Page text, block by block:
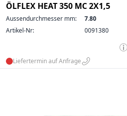
ÖLFLEX HEAT 350 MC 2X1,5
Aussendurchmesser mm:
7.80
Artikel-Nr:
0091380
Liefertermin auf Anfrage